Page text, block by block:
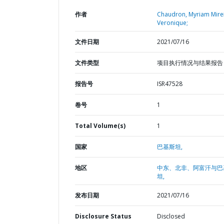
作者
Chaudron, Myriam
Veronique;
文件日期 2021/07/16
文件类型 项目执行情况与结果报告
报告号 ISR47528
卷号 1
Total Volume(s) 1
国家 巴基斯坦,
地区
中东、北非、阿富汗与
坦,
发布日期 2021/07/16
Disclosure Status Disclosed